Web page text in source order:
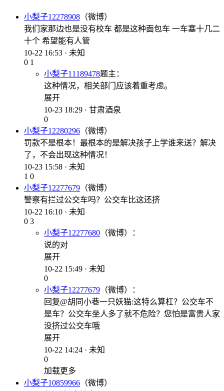
小梨子12278908 （微博）
我们家那边也是没有校车 都是这种面包车 一车塞十几二
十个 希望能有人管
10-22 16:53 · 未知
0 1
小梨子11189478题主 ：
这种情况，相关部门应该着重考虑。
展开
10-23 18:29 · 甘肃酒泉
0
小梨子12280296 （微博）
罚款不是根本！最根本的是解决孩子上学谁来送？解决
了，不会出现这种情况！
10-23 15:58 · 未知
1 0
小梨子12277679 （微博）
警察有拦过公交车吗？公交车比这还挤
10-22 16:10 · 未知
0 3
小梨子12277680 （微博）：
说的对
展开
10-22 15:49 · 未知
0
小梨子12277679 （微博）：
回复@胡同小巷一只妖猫:这特么算杠？公交车不
是车？公交车坐人多了就不危险？您怕是富贵人家
没挤过公交车哦
展开
10-22 14:24 · 未知
0
加载更多
小梨子10859966 （微博）